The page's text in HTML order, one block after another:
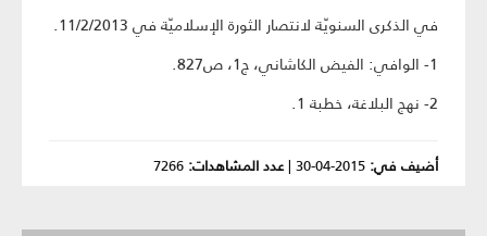
في الذكرى السنويّة لانتصار الثورة الإسلاميّة في 11/2/2013.
1- الوافي: الفيض الكاشاني، ج1، ص827.
2- نهج البلاغة، خطبة 1.
أضيف في: 2015-04-30
|عدد المشاهدات: 7266